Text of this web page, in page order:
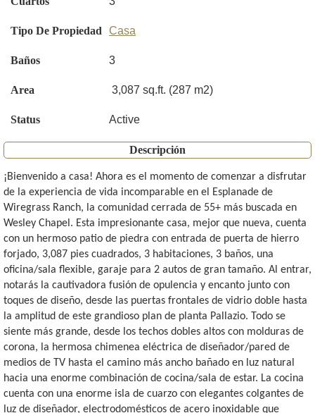
Tipo De Propiedad Casa
Baños 3
Area 3,087 sq.ft. (287 m2)
Status Active
Descripción
¡Bienvenido a casa! Ahora es el momento de comenzar a disfrutar
de la experiencia de vida incomparable en el Esplanade de
Wiregrass Ranch, la comunidad cerrada de 55+ más buscada en
Wesley Chapel. Esta impresionante casa, mejor que nueva, cuenta
con un hermoso patio de piedra con entrada de puerta de hierro
forjado, 3,087 pies cuadrados, 3 habitaciones, 3 baños, una
oficina/sala flexible, garaje para 2 autos de gran tamaño. Al entrar,
notarás la cautivadora fusión de opulencia y encanto junto con
toques de diseño, desde las puertas frontales de vidrio doble hasta
la amplitud de este grandioso plan de planta Pallazio. Todo se
siente más grande, desde los techos dobles altos con molduras de
corona, la hermosa chimenea eléctrica de diseñador/pared de
medios de TV hasta el camino más ancho bañado en luz natural
hacia una enorme combinación de cocina/sala de estar. La cocina
cuenta con una enorme isla de cuarzo con elegantes colgantes de
luz de diseñador, electrodomésticos de acero inoxidable que